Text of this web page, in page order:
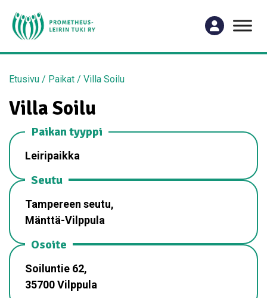
Etusivu / Paikat / Villa Soilu
Villa Soilu
Paikan tyyppi
Leiripaikka
Seutu
Tampereen seutu,
Mänttä-Vilppula
Osoite
Soiluntie 62,
35700 Vilppula